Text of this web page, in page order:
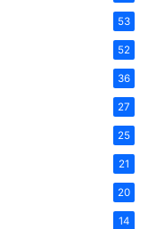
53
52
36
27
25
21
20
14